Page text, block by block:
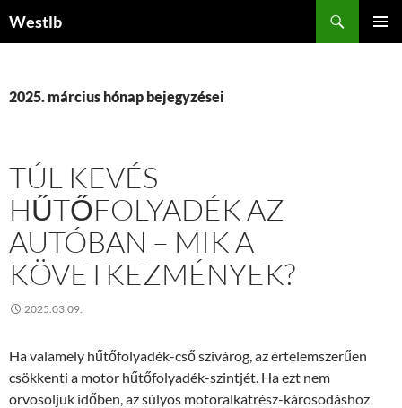
Westlb
2025. március hónap bejegyzései
TÚL KEVÉS
HŰTŐFOLYADÉK AZ
AUTÓBAN – MIK A
KÖVETKEZMÉNYEK?
2025.03.09.
Ha valamely hűtőfolyadék-cső szivárog, az értelemszerűen
csökkenti a motor hűtőfolyadék-szintjét. Ha ezt nem
orvosoljuk időben, az súlyos motoralkatrész-károsodáshoz